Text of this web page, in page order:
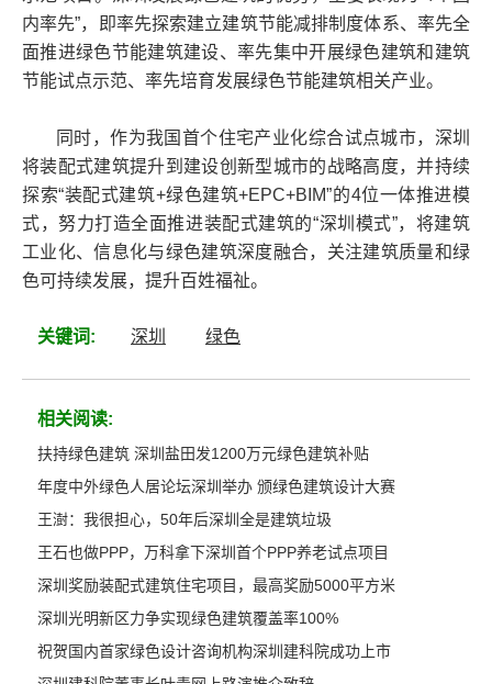
内率先”，即率先探索建立建筑节能减排制度体系、率先全
面推进绿色节能建筑建设、率先集中开展绿色建筑和建筑
节能试点示范、率先培育发展绿色节能建筑相关产业。
同时，作为我国首个住宅产业化综合试点城市，深圳
将装配式建筑提升到建设创新型城市的战略高度，并持续
探索“装配式建筑+绿色建筑+EPC+BIM”的4位一体推进模
式，努力打造全面推进装配式建筑的“深圳模式”，将建筑
工业化、信息化与绿色建筑深度融合，关注建筑质量和绿
色可持续发展，提升百姓福祉。
关键词: 深圳 绿色
相关阅读:
扶持绿色建筑 深圳盐田发1200万元绿色建筑补贴
年度中外绿色人居论坛深圳举办 颁绿色建筑设计大赛
王澍：我很担心，50年后深圳全是建筑垃圾
王石也做PPP，万科拿下深圳首个PPP养老试点项目
深圳奖励装配式建筑住宅项目，最高奖励5000平方米
深圳光明新区力争实现绿色建筑覆盖率100%
祝贺国内首家绿色设计咨询机构深圳建科院成功上市